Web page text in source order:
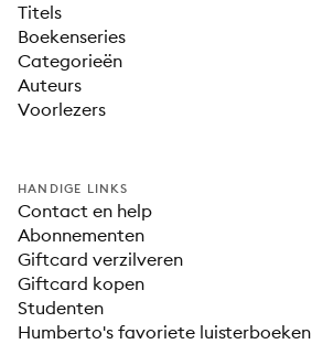
Titels
Boekenseries
Categorieën
Auteurs
Voorlezers
HANDIGE LINKS
Contact en help
Abonnementen
Giftcard verzilveren
Giftcard kopen
Studenten
Humberto's favoriete luisterboeken